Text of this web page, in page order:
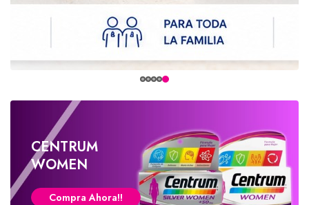
CENTRUM
WOMEN
Compra Ahora!!